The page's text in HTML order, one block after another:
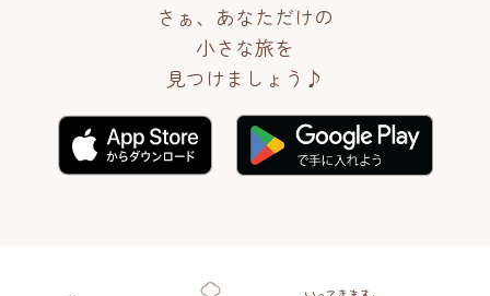
さぁ、あなただけの
小さな旅を
見つけましょう♪